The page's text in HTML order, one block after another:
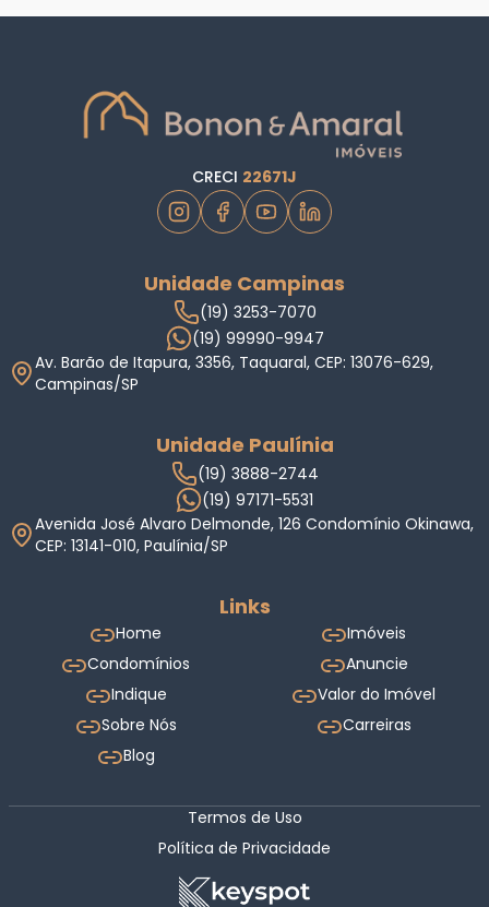
CRECI 22671J
Unidade Campinas
(19) 3253-7070
(19) 99990-9947
Av. Barão de Itapura, 3356, Taquaral, CEP: 13076-629,
Campinas/SP
Unidade Paulínia
(19) 3888-2744
(19) 97171-5531
Avenida José Alvaro Delmonde, 126 Condomínio Okinawa,
CEP: 13141-010, Paulínia/SP
Links
Home
Imóveis
Condomínios
Anuncie
Indique
Valor do Imóvel
Sobre Nós
Carreiras
Blog
Termos de Uso
Política de Privacidade